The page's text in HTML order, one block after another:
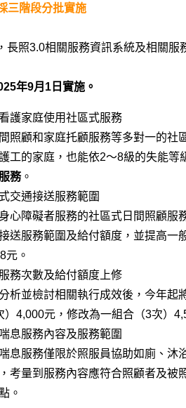
三階段分批實施
長照3.0相關服務資訊系統及相關服
年9月1日實施。
護家庭使用社區式服務
照顧和家庭托顧服務等多對一的社
工的家庭，也能依2～8級的失能等
務。
交通接送服務範圍
心障礙者服務的社區式日間照顧服
送服務範圍及給付額度，並提高一
元。
務次數及給付額度上修
析並檢討相關執行成效後，今年起
）4,000元，修改為一組合（3次）
息服務內容及服務範圍
息服務僅限於照服員協助如廁、沐
考量到服務內容應符合照顧者及被
。